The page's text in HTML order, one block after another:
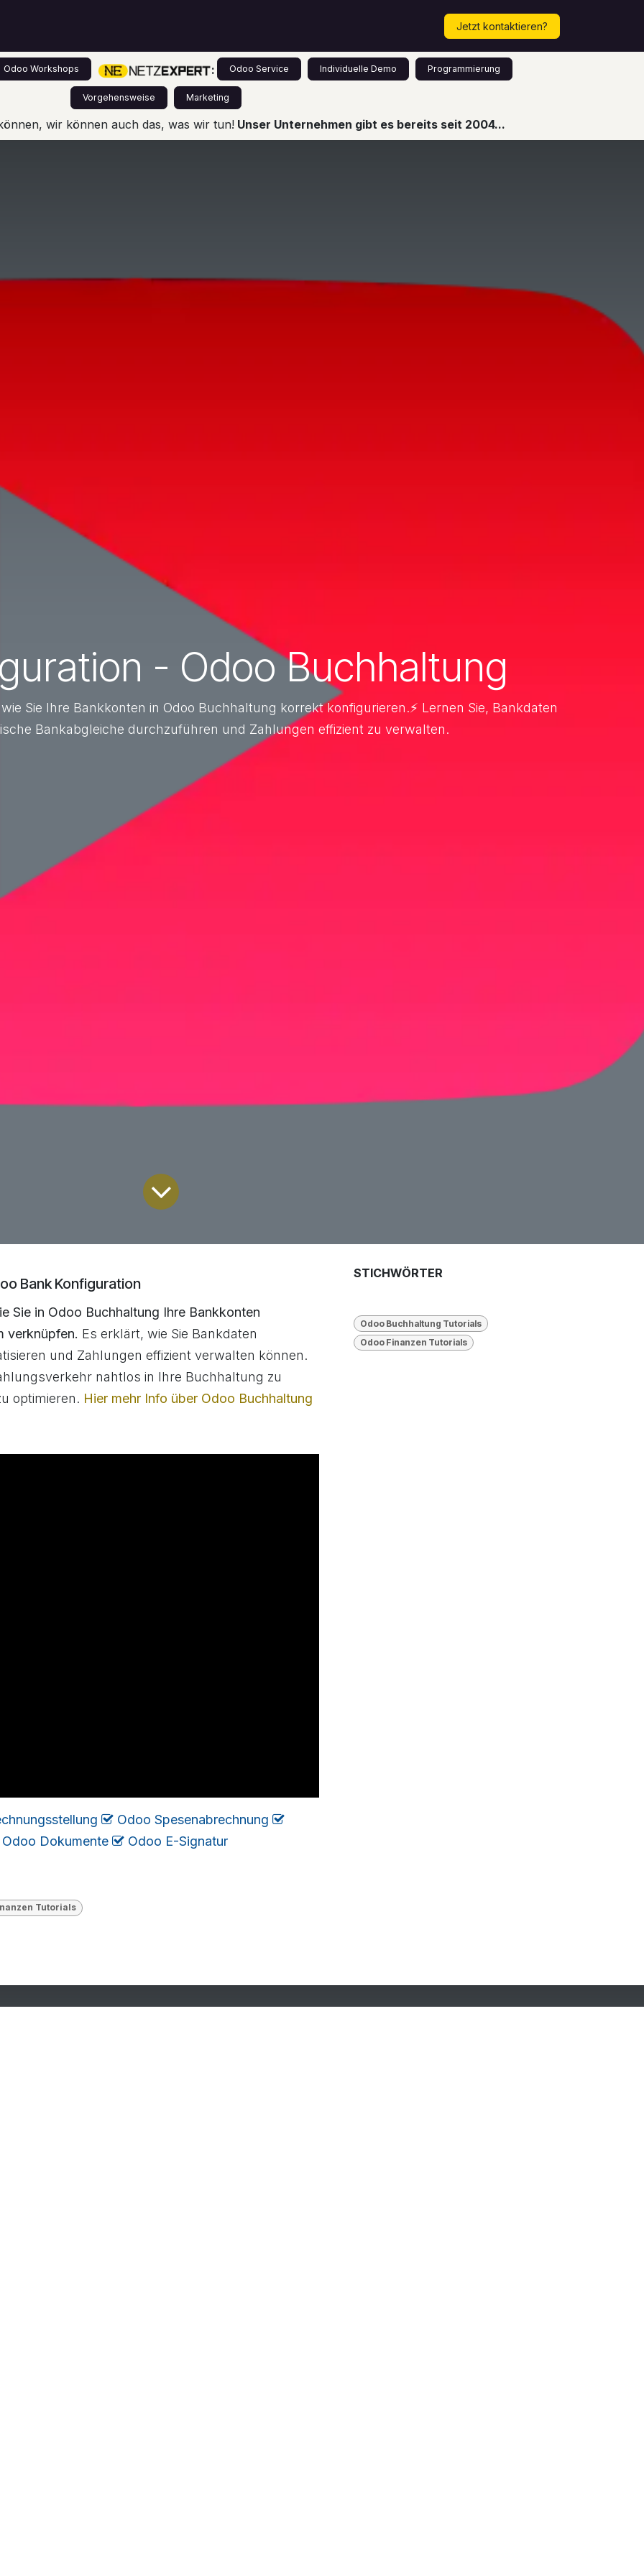
Termin vereinbaren!
Jetzt kontaktieren?
Odoo Workshops : Odoo Service Individuelle Demo Programmierung
Vorgehensweise Marketing
wir können auch das, was wir tun! Unser Unternehmen gibt es bereits seit 2004...
- Odoo Buchhaltung
Sie Ihre Bankkonten in Odoo Buchhaltung korrekt konfigurieren.⚡ Lernen Sie, Bankdaten
Bankabgleiche durchzuführen und Zahlungen effizient zu verwalten.
Bank Konfiguration
Sie in Odoo Buchhaltung Ihre Bankkonten
verknüpfen. Es erklärt, wie Sie Bankdaten
und Zahlungen effizient verwalten können.
nahtlos in Ihre Buchhaltung zu
optimieren. Hier mehr Info über Odoo Buchhaltung
Odoo Spesenabrechnung
Odoo Dokumente
Odoo E-Signatur
Tutorials
STICHWÖRTER
Odoo Buchhaltung Tutorials
Odoo Finanzen Tutorials